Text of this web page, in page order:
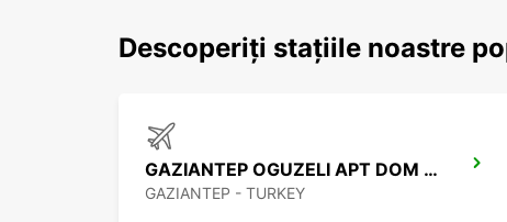
Descoperiți stațiile noastre
GAZIANTEP OGUZELI APT DOM ARRIVALS
GAZIANTEP - TURKEY